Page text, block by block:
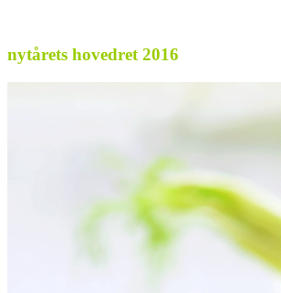
nytårets hovedret 2016